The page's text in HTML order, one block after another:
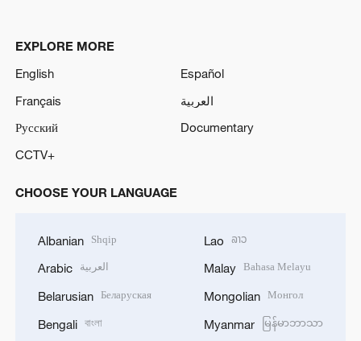
EXPLORE MORE
English
Español
Français
العربية
Русский
Documentary
CCTV+
CHOOSE YOUR LANGUAGE
Albanian Shqip
Arabic العربية
Belarusian Беларуская
Bengali বাংলা
Lao ລາວ
Malay Bahasa Melayu
Mongolian Монгол
Myanmar မြန်မာဘာသာ